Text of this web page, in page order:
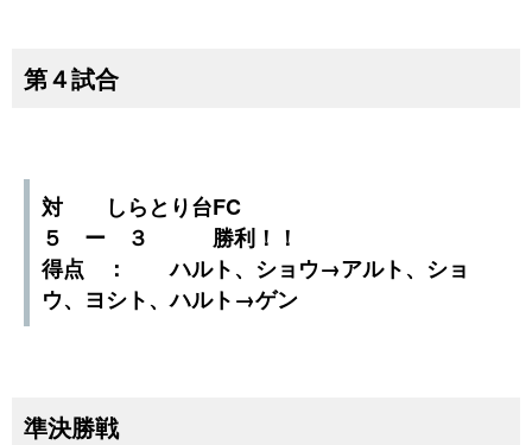
第４試合
対 しらとり台FC
５ ー ３ 勝利！！
得点 ： ハルト、ショウ→アルト、ショ
ウ、ヨシト、ハルト→ゲン
準決勝戦